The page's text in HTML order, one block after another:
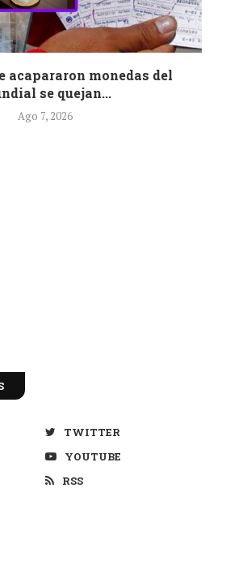
acapararon monedas del
se quejan...
Ago 7, 2026
TWITTER
YOUTUBE
RSS